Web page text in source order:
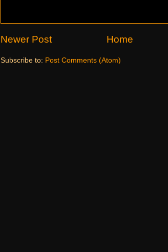
Newer Post Home
Subscribe to: Post Comments (Atom)